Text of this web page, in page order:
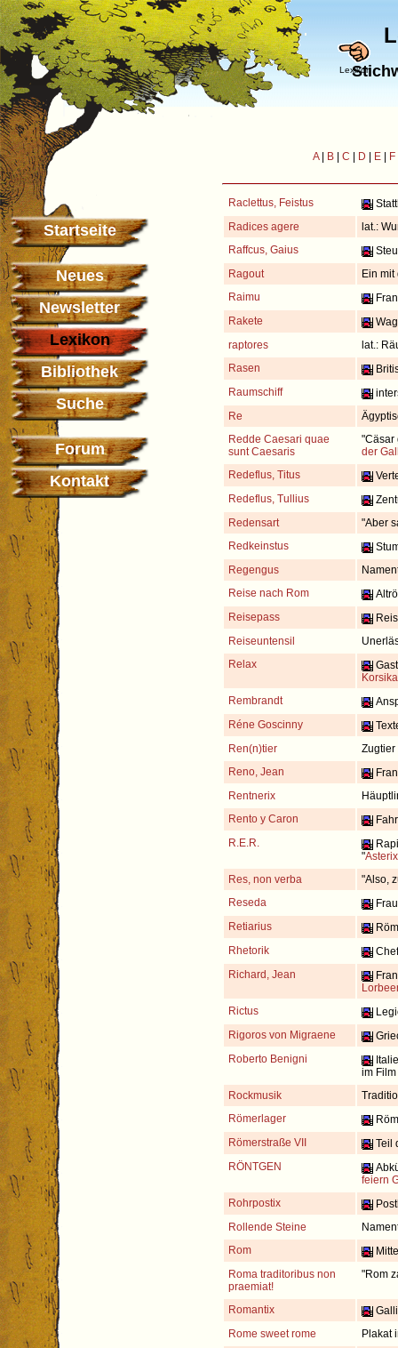
Lexikon
Startseite
Neues
Newsletter
Lexikon
Bibliothek
Suche
Forum
Kontakt
A| B C D E F
Raclettus, Feistus
Radices agere
lat.:
Raffcus, Gaius
Ragout
Ein
Raimu
Rakete
raptores
lat.:
Rasen
Raumschiff
Re
Redde Caesari quae
sunt Caesaris
"Cäsar
der
Redeflus, Titus
Redeflus, Tullius
Redensart
"Aber
Redkeinstus
Regengus
Reise nach Rom
Reisepass
Reiseuntensil
Relax
Korsika
Rembrandt
Réne Goscinny
Ren(n)tier
Zugtier
Reno, Jean
Rentnerix
Rento y Caron
R.E.R.
"
Res, non verba
"Also,
Reseda
Retiarius
Rhetorik
Richard, Jean
Rictus
Rigoros von Migraene
Roberto Benigni
im Film
Rockmusik
Römerlager
Römerstraße VII
Teil
RÖNTGEN
feiern
Rohrpostix
Rollende Steine
Rom
Roma traditoribus non
praemiat!
"Rom
Romantix
Rome sweet rome
Plakat